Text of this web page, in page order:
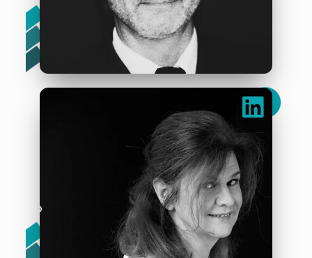
“La musique à l’hôpital, une bulle de bonheur et de